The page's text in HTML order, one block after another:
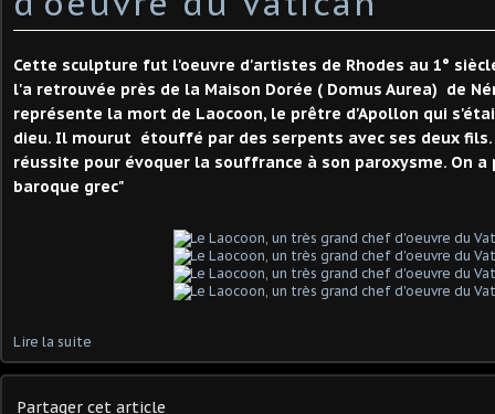
Cette sculpture fut l'oeuvre d'artistes de Rhodes au 1°
l'a retrouvée près de la Maison Dorée ( Domus Aurea) de
représente la mort de Laocoon, le prêtre d'Apollon qui
dieu. Il mourut étouffé par des serpents avec ses deux fils.
réussite pour évoquer la souffrance à son paroxysme. On a
baroque grec"
Lire la suite
Partager cet article